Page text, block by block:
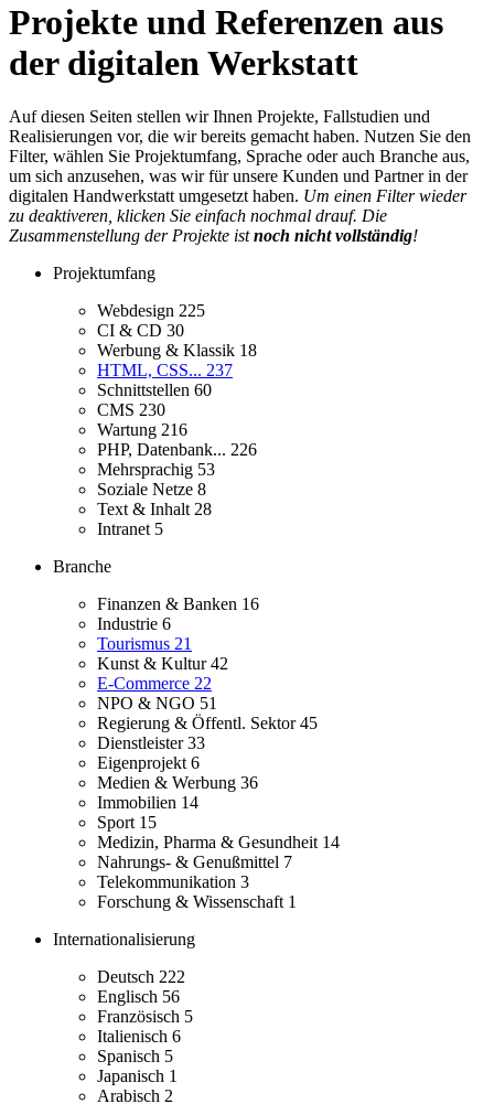
Projekte und Referenzen aus
der digitalen Werkstatt
Auf diesen Seiten stellen wir Ihnen Projekte, Fallstudien und
Realisierungen vor, die wir bereits gemacht haben. Nutzen Sie den
Filter, wählen Sie Projektumfang, Sprache oder auch Branche aus,
um sich anzusehen, was wir für unsere Kunden und Partner in der
digitalen Handwerkstatt umgesetzt haben. Um einen Filter wieder
zu deaktiveren, klicken Sie einfach nochmal drauf. Die
Zusammenstellung der Projekte istnoch nicht vollständig!
Projektumfang
Webdesign 225
CI & CD 30
Werbung & Klassik 18
HTML, CSS... 237
Schnittstellen 60
CMS 230
Wartung 216
PHP, Datenbank... 226
Mehrsprachig 53
Soziale Netze 8
Text & Inhalt 28
Intranet 5
Branche
Finanzen & Banken 16
Industrie 6
Tourismus 21
Kunst & Kultur42
E-Commerce 22
NPO & NGO 51
Regierung & Öffentl. Sektor45
Dienstleister33
Eigenprojekt 6
Medien & Werbung 36
Immobilien 14
Sport 15
Medizin, Pharma & Gesundheit 14
Nahrungs- & Genußmittel 7
Telekommunikation 3
Forschung & Wissenschaft 1
Internationalisierung
Deutsch 222
Englisch 56
Französisch 5
Italienisch 6
Spanisch 5
Japanisch 1
Arabisch 2